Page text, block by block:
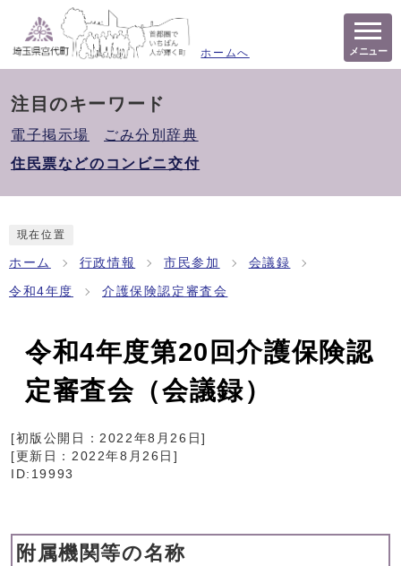
ホームへ メニュー
注目のキーワード
電子掲示場
ごみ分別辞典
住民票などのコンビニ交付
現在位置
ホーム 行政情報 市民参加 会議録
令和4年度 介護保険認定審査会
令和4年度第20回介護保険認
定審査会（会議録）
[初版公開日：2022年8月26日]
[更新日： 2022年8月26日 ]
ID:19993
附属機関等の名称